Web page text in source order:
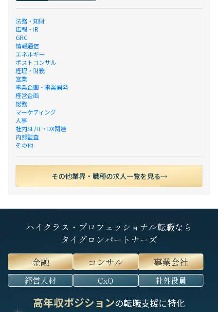
法務・知財
広報・IR
GRC
情報通信
エネルギー
ポストコンサル
経理・財務
営業
事業企画・事業開発
経営企画
総務
マーケティング
人事
社内SE/IT・DX関連
内部監査
その他
その他業界・職種の求人一覧を見る
ハイクラス・プロフェッショナル転職なら
タイグロンパートナーズ
金融
コンサル 事業会社
経営人材 CxO 社外役員
高年収ポジションの転職支援に特化